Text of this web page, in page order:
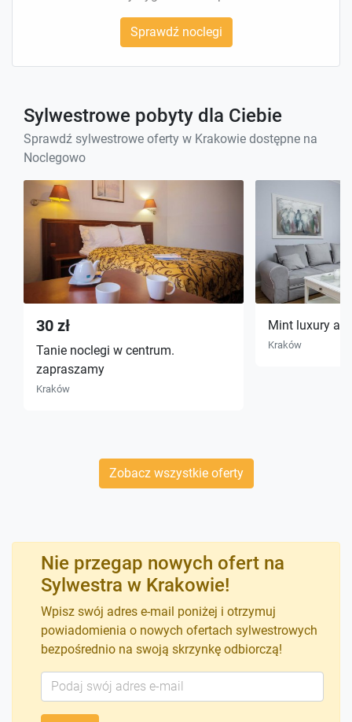
Sprawdź noclegi
Sylwestrowe pobyty dla Ciebie
Sprawdź sylwestrowe oferty w Krakowie dostępne na
Noclegowo
30 zł
Tanie noclegi w centrum.
zapraszamy
Kraków
Mint luxury
Kraków
Zobacz wszystkie oferty
Nie przegap nowych ofert na
Sylwestra w Krakowie!
Wpisz swój adres e-mail poniżej i otrzymuj
powiadomienia o nowych ofertach sylwestrowych
bezpośrednio na swoją skrzynkę odbiorczą!